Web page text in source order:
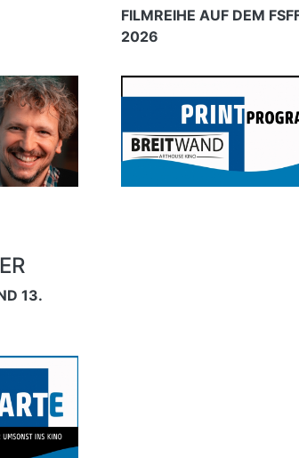
FILMREIHE AUF DEM
2026
13.